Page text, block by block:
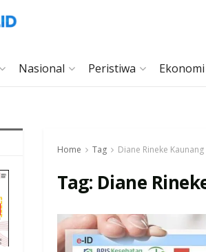
Nasional Peristiwa Ekonomi
Home Tag Diane Rineke Kaunang
Tag: Diane